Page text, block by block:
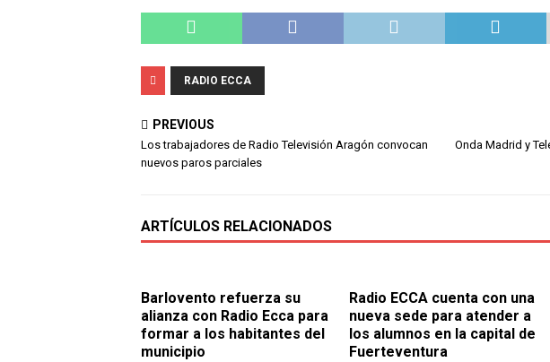
RADIO ECCA
PREVIOUS
Los trabajadores de Radio Televisión Aragón convocan
nuevos paros parciales
Onda Madrid y
ARTÍCULOS RELACIONADOS
Barlovento refuerza su
alianza con Radio Ecca para
formar a los habitantes del
municipio
Radio ECCA cuenta con una
nueva sede para atender a
los alumnos en la capital de
Fuerteventura